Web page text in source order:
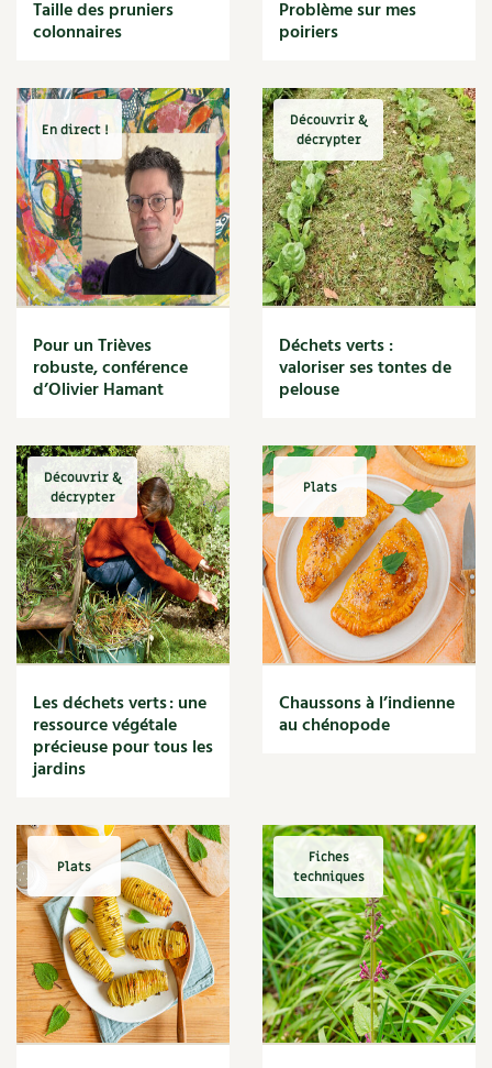
Cuisine saine
Décoration
DIY
Eau
Énergie
Enfants
Expérimentation
Fleur
Jardin bio
Légumes
Légumineuse
Maïs doux
Maison saine
Mare
Marie Chioca
Marmite
Massage
Matériaux
Maux
Méditerranéen
Menace
Mésange
Microflore
Migraine
Mode de culture
Montagne
Moutarde
Multiplication
Muret
Muscade
Musique
Narcisse
Nature
Nettoyage
Taille des pruniers
colonnaires
Problème sur mes
poiriers
En direct !
Pour un Trièves
robuste, conférence
d’Olivier Hamant
Découvrir &
décrypter
Déchets verts :
valoriser ses tontes de
pelouse
Découvrir &
décrypter
Les déchets verts : une
ressource végétale
précieuse pour tous les
jardins
Plats
Chaussons à l’indienne
au chénopode
Plats
Fiches
techniques